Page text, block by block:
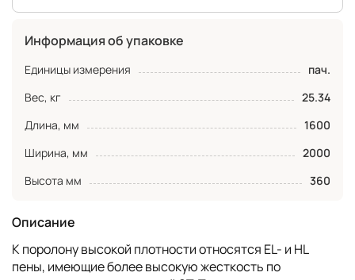
Описание
К поролону высокой плотности относятся EL- и HL
пены, имеющие более высокую жесткость по
Информация об упаковке
Единицы измерения
пач.
Вес, кг
25.34
Длина, мм
1600
Ширина, мм
2000
Высота мм
360